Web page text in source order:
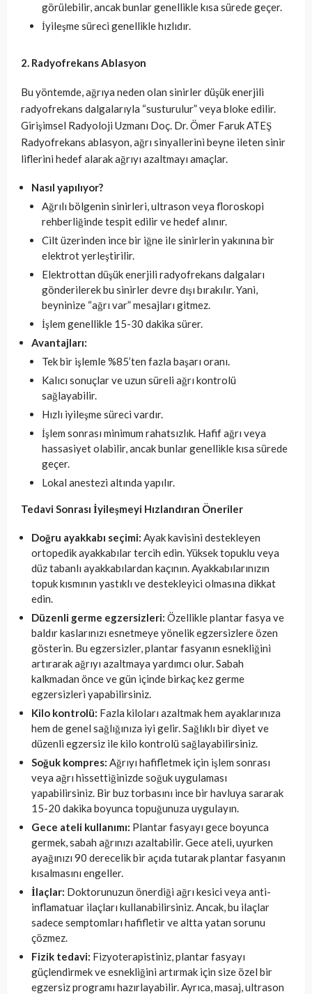
görülebilir, ancak bunlar genellikle kısa sürede geçer.
İyileşme süreci genellikle hızlıdır.
2. Radyofrekans Ablasyon
Bu yöntemde, ağrıya neden olan sinirler düşük enerjili
radyofrekans dalgalarıyla “susturulur” veya bloke edilir.
Girişimsel Radyoloji Uzmanı Doç. Dr. Ömer Faruk ATEŞ
Radyofrekans ablasyon, ağrı sinyallerini beyne ileten sinir
liflerini hedef alarak ağrıyı azaltmayı amaçlar.
Nasıl yapılıyor?
Ağrılı bölgenin sinirleri, ultrason veya floroskopi
rehberliğinde tespit edilir ve hedef alınır.
Cilt üzerinden ince bir iğne ile sinirlerin yakınına bir
elektrot yerleştirilir.
Elektrottan düşük enerjili radyofrekans dalgaları
gönderilerek bu sinirler devre dışı bırakılır. Yani,
beyninize “ağrı var” mesajları gitmez.
İşlem genellikle 15-30 dakika sürer.
Avantajları:
Tek bir işlemle %85’ten fazla başarı oranı.
Kalıcı sonuçlar ve uzun süreli ağrı kontrolü
sağlayabilir.
Hızlı iyileşme süreci vardır.
İşlem sonrası minimum rahatsızlık. Hafif ağrı veya
hassasiyet olabilir, ancak bunlar genellikle kısa sürede
geçer.
Lokal anestezi altında yapılır.
Tedavi Sonrası İyileşmeyi Hızlandıran Öneriler
Doğru ayakkabı seçimi: Ayak kavisini destekleyen
ortopedik ayakkabılar tercih edin. Yüksek topuklu veya
düz tabanlı ayakkabılardan kaçının. Ayakkabılarınızın
topuk kısmının yastıklı ve destekleyici olmasına dikkat
edin.
Düzenli germe egzersizleri: Özellikle plantar fasya ve
baldır kaslarınızı esnetmeye yönelik egzersizlere özen
gösterin. Bu egzersizler, plantar fasyanın esnekliğini
artırarak ağrıyı azaltmaya yardımcı olur. Sabah
kalkmadan önce ve gün içinde birkaç kez germe
egzersizleri yapabilirsiniz.
Kilo kontrolü: Fazla kiloları azaltmak hem ayaklarınıza
hem de genel sağlığınıza iyi gelir. Sağlıklı bir diyet ve
düzenli egzersiz ile kilo kontrolü sağlayabilirsiniz.
Soğuk kompres: Ağrıyı hafifletmek için işlem sonrası
veya ağrı hissettiğinizde soğuk uygulaması
yapabilirsiniz. Bir buz torbasını ince bir havluya sararak
15-20 dakika boyunca topuğunuza uygulayın.
Gece ateli kullanımı: Plantar fasyayı gece boyunca
germek, sabah ağrınızı azaltabilir. Gece ateli, uyurken
ayağınızı 90 derecelik bir açıda tutarak plantar fasyanın
kısalmasını engeller.
İlaçlar: Doktorunuzun önerdiği ağrı kesici veya anti-
inflamatuar ilaçları kullanabilirsiniz. Ancak, bu ilaçlar
sadece semptomları hafifletir ve altta yatan sorunu
çözmez.
Fizik tedavi: Fizyoterapistiniz, plantar fasyayı
güçlendirmek ve esnekliğini artırmak için size özel bir
egzersiz programı hazırlayabilir. Ayrıca, masaj, ultrason